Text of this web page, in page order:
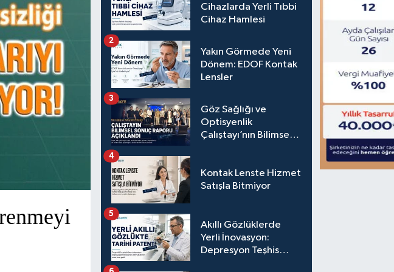
Cihazlarda Yerli Tıbbi
Cihaz Hamlesi
Yakın Görmede Yeni
Dönem: EDOF Kontak
Lensler
2
Göz Sağlığı ve
Optisyenlik
Çalıştayı’nın Bilimsel
3
Kontak Lenste Hizmet
Satışla Bitmiyor
4
Akıllı Gözlüklerde
Yerli İnovasyon:
Depresyon Teşhis
5